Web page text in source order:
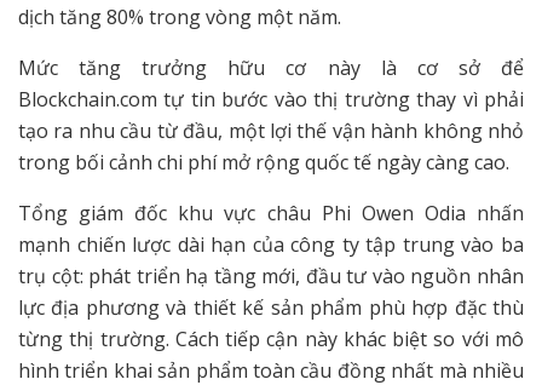
dịch tăng 80% trong vòng một năm.
Mức tăng trưởng hữu cơ này là cơ sở để
Blockchain.com tự tin bước vào thị trường thay vì phải
tạo ra nhu cầu từ đầu, một lợi thế vận hành không nhỏ
trong bối cảnh chi phí mở rộng quốc tế ngày càng cao.
Tổng giám đốc khu vực châu Phi Owen Odia nhấn
mạnh chiến lược dài hạn của công ty tập trung vào ba
trụ cột: phát triển hạ tầng mới, đầu tư vào nguồn nhân
lực địa phương và thiết kế sản phẩm phù hợp đặc thù
từng thị trường. Cách tiếp cận này khác biệt so với mô
hình triển khai sản phẩm toàn cầu đồng nhất mà nhiều